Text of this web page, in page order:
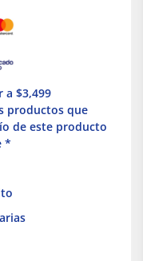
$3,499
productos que
de este producto
*